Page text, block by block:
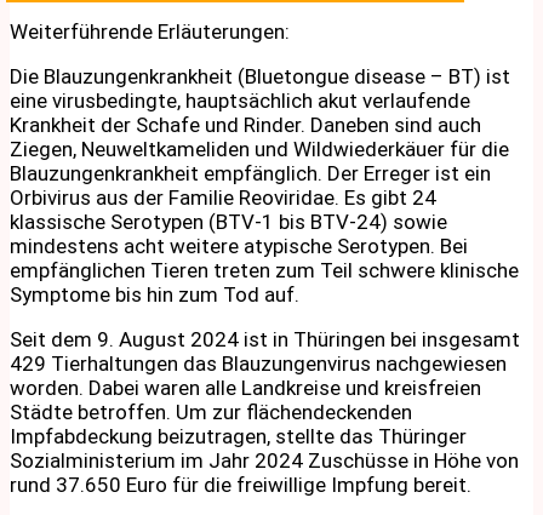
Weiterführende Erläuterungen:
Die Blauzungenkrankheit (Bluetongue disease – BT) ist
eine virusbedingte, hauptsächlich akut verlaufende
Krankheit der Schafe und Rinder. Daneben sind auch
Ziegen, Neuweltkameliden und Wildwiederkäuer für die
Blauzungenkrankheit empfänglich. Der Erreger ist ein
Orbivirus aus der Familie Reoviridae. Es gibt 24
klassische Serotypen (BTV-1 bis BTV-24) sowie
mindestens acht weitere atypische Serotypen. Bei
empfänglichen Tieren treten zum Teil schwere klinische
Symptome bis hin zum Tod auf.
Seit dem 9. August 2024 ist in Thüringen bei insgesamt
429 Tierhaltungen das Blauzungenvirus nachgewiesen
worden. Dabei waren alle Landkreise und kreisfreien
Städte betroffen. Um zur flächendeckenden
Impfabdeckung beizutragen, stellte das Thüringer
Sozialministerium im Jahr 2024 Zuschüsse in Höhe von
rund 37.650 Euro für die freiwillige Impfung bereit.